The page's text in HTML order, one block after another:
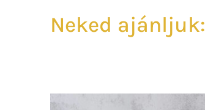
Neked ajánljuk: